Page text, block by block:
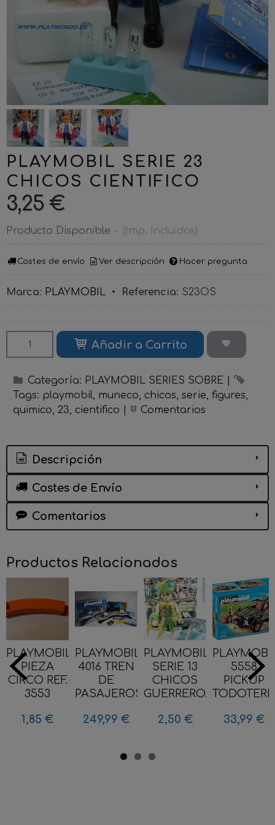
PLAYMOBIL SERIE 23
CHICOS CIENTIFICO
3,25 €
Producto Disponible - (Imp. Incluidos)
Costes de envío Ver descripción Hacer pregunta
Marca: PLAYMOBIL • Referencia: S23OS
Añadir a Carrito
Categoría: PLAYMOBIL SERIES SOBRE
Tags: playmobil muneco chicos serie figures
quimico
23 cientifico Comentarios
Descripción
Costes de Envío
Comentarios
Productos Relacionados
PLAYMOBIL
PIEZA
CIRCO REF.
3553
1,85 €
PLAYMOBIL
4016 TREN
DE
PASAJEROS...
249,99 €
PLAYMOBIL
SERIE 13
CHICOS
GUERRERO...
2,50 €
5558
PICKUP
33,99 €